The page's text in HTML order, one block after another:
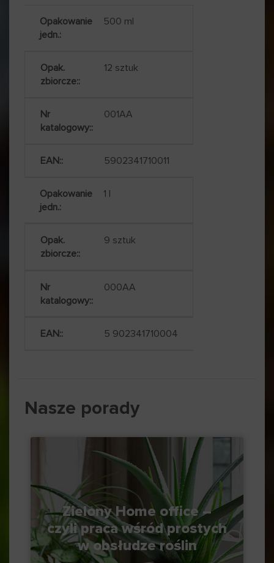
500 ml
12 sztuk
001AA
5902341710011
1 l
9 sztuk
000AA
5 902341710004
Nasze porady
Zielony Home office –
czyli praca wśród prostych
w obsłudze roślin